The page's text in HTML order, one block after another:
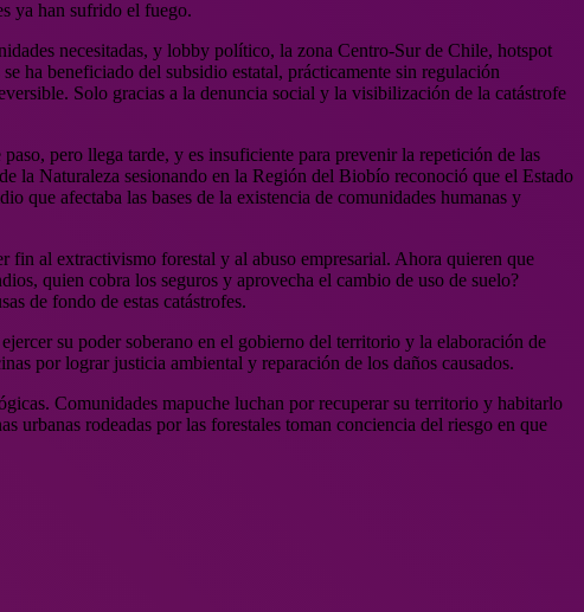
ya han sufrido el fuego.
necesitadas, y lobby político, la zona Centro-Sur de Chile, hotspot
ha beneficiado del subsidio estatal, prácticamente sin regulación
Solo gracias a la denuncia social y la visibilización de la catástrofe
pero llega tarde, y es insuficiente para prevenir la repetición de las
la Naturaleza sesionando en la Región del Biobío reconoció que el Estado
que afectaba las bases de la existencia de comunidades humanas y
fin al extractivismo forestal y al abuso empresarial. Ahora quieren que
quien cobra los seguros y aprovecha el cambio de uso de suelo?
de fondo de estas catástrofes.
su poder soberano en el gobierno del territorio y la elaboración de
por lograr justicia ambiental y reparación de los daños causados.
Comunidades mapuche luchan por recuperar su territorio y habitarlo
urbanas rodeadas por las forestales toman conciencia del riesgo en que